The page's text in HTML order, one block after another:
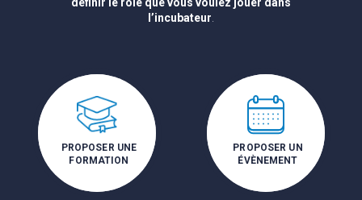
l’incubateur
PROPOSER UNE
FORMATION
PROPOSER UN
ÉVÈNEMENT